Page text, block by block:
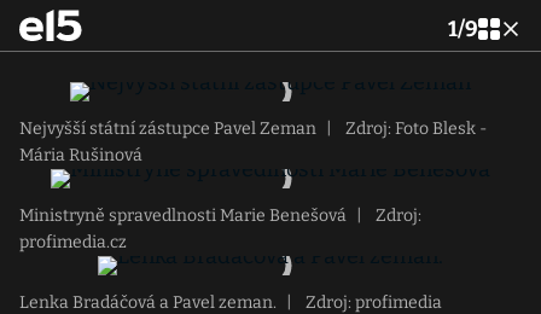
1/9
Nejvyšší státní zástupce Pavel Zeman
Zdroj: Foto Blesk -
Mária Rušinová
Ministryně spravedlnosti Marie Benešová
Zdroj:
profimedia.cz
Lenka Bradáčová a Pavel zeman. Zdroj: profimedia